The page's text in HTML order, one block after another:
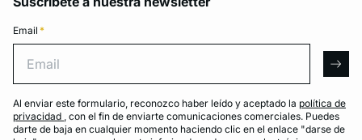
Email *
Al enviar este formulario, reconozco haber leído y aceptado la política de
privacidad , con el fin de enviarte comunicaciones comerciales. Puedes
darte de baja en cualquier momento haciendo clic en el enlace "darse de